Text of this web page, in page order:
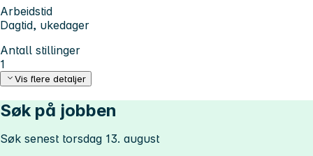
Arbeidstid
Dagtid, ukedager
Antall stillinger
1
Vis flere detaljer
Søk på jobben
Søk senest torsdag 13. august